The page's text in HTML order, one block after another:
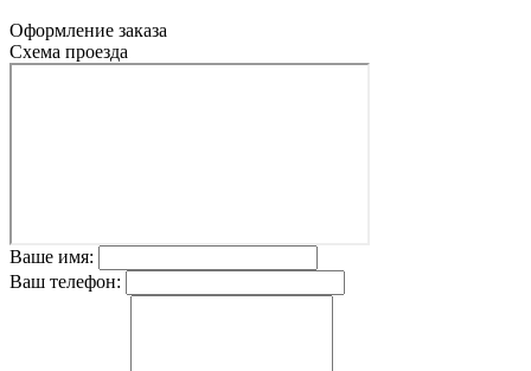
Оформление заказа
Схема проезда
Ваше имя:
Ваш телефон: